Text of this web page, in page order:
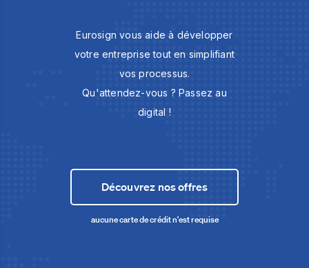
Eurosign vous aide à développer
votre entreprise tout en simplifiant
vos processus.
Qu'attendez-vous ? Passez au
digital !
Découvrez nos offres
aucune carte de crédit n'est requise